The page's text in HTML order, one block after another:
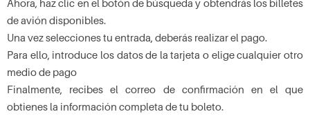
Ahora, haz clic en el botón de búsqueda y obtendrás los billetes
de avión disponibles.
Una vez selecciones tu entrada, deberás realizar el pago.
Para ello, introduce los datos de la tarjeta o elige cualquier otro
medio de pago
Finalmente, recibes el correo de confirmación en el que
obtienes la información completa de tu boleto.